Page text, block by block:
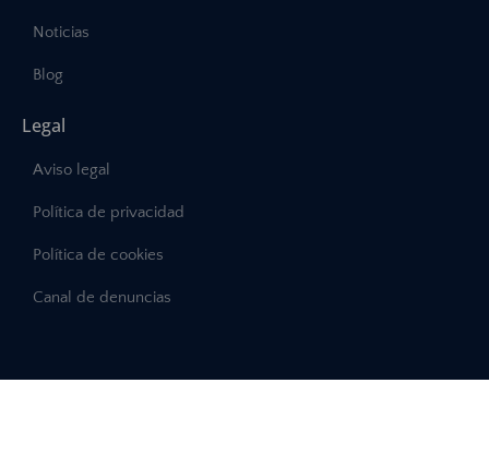
Noticias
Blog
Legal
Aviso legal
Política de privacidad
Política de cookies
Canal de denuncias